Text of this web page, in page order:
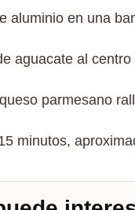
aluminio en una
aguacate al
parmesano
minutos,